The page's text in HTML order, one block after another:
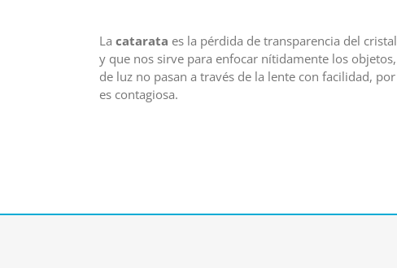
La catarata es la pérdida de transparencia del
y que nos sirve para enfocar nítidamente los
de luz no pasan a través de la lente con facilidad,
es contagiosa.